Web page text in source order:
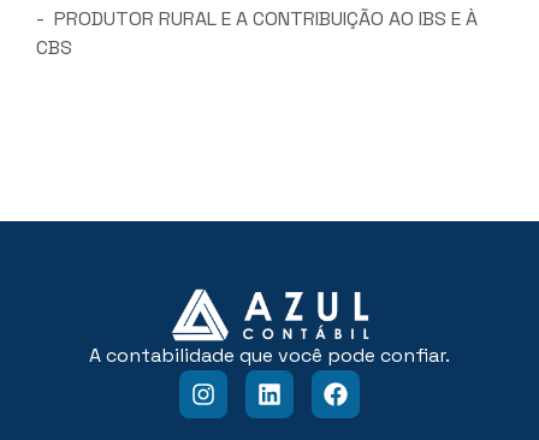
- PRODUTOR RURAL E A CONTRIBUIÇÃO AO IBS E À
CBS
A contabilidade que você pode confiar.